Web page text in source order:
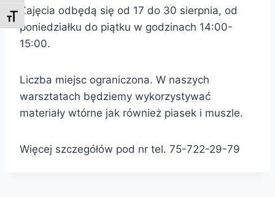
Toggle Font size
Zajęcia odbędą się od 17 do 30 sierpnia, od
poniedziałku do piątku w godzinach 14:00-
15:00.
Liczba miejsc ograniczona. W naszych
warsztatach będziemy wykorzystywać
materiały wtórne jak również piasek i muszle.
Więcej szczegółów pod nr tel. 75-722-29-79